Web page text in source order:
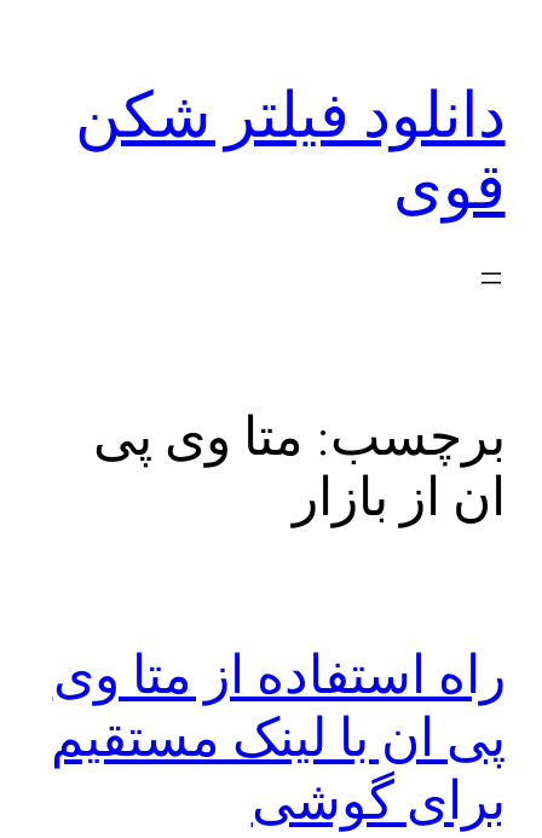
دانلود فیلتر شکن
قوی
برچسب: متا وی پی
ان از بازار
راه استفاده از متا وی
پی ان با لینک مستقیم
برای گوشی